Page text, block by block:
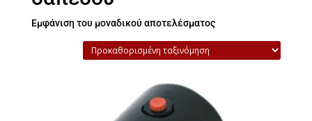
Εμφάνιση του μοναδικού αποτελέσματος